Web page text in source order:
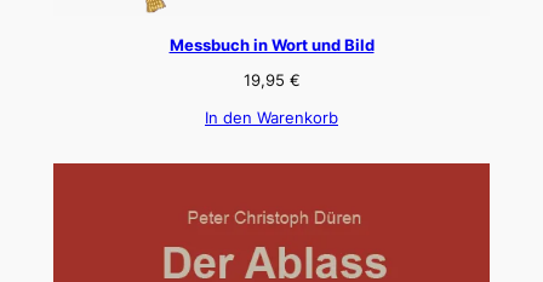
Messbuch in Wort und Bild
19,95 €
In den Warenkorb